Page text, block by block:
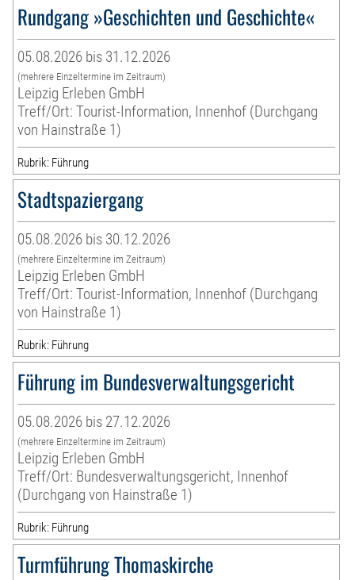
Rundgang »Geschichten und Geschichte«
05.08.2026 bis 31.12.2026
(mehrere Einzeltermine im Zeitraum)
Leipzig Erleben GmbH
Treff/Ort: Tourist-Information, Innenhof (Durchgang
von Hainstraße 1)
Rubrik: Führung
Stadtspaziergang
05.08.2026 bis 30.12.2026
(mehrere Einzeltermine im Zeitraum)
Leipzig Erleben GmbH
Treff/Ort: Tourist-Information, Innenhof (Durchgang
von Hainstraße 1)
Rubrik: Führung
Führung im Bundesverwaltungsgericht
05.08.2026 bis 27.12.2026
(mehrere Einzeltermine im Zeitraum)
Leipzig Erleben GmbH
Treff/Ort: Bundesverwaltungsgericht, Innenhof
(Durchgang von Hainstraße 1)
Rubrik: Führung
Turmführung Thomaskirche